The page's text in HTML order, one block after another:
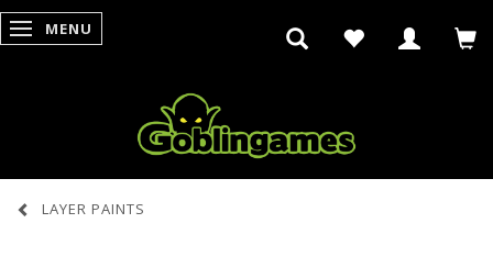
SKIFTE NAVIGATION
MENU
LAYER PAINTS